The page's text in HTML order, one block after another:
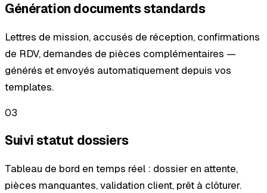
Génération documents standards
Lettres de mission, accusés de réception, confirmations
de RDV, demandes de pièces complémentaires —
générés et envoyés automatiquement depuis vos
templates.
03
Suivi statut dossiers
Tableau de bord en temps réel : dossier en attente,
pièces manquantes, validation client, prêt à clôturer.